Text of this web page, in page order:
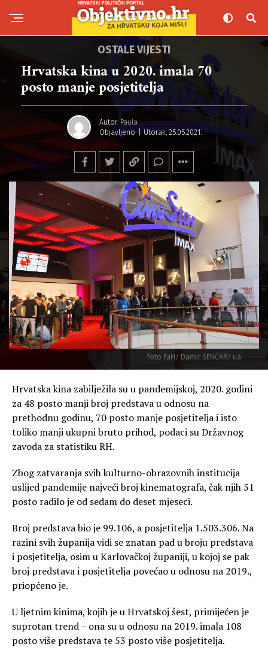
foto FaH/ Damir SENČAR/ ua
OSTALE VIJESTI
Hrvatska kina u 2020. imala 70
posto manje posjetitelja
Autor Paula
Objavljeno
Utorak, 25.05.2021.
Hrvatska kina zabilježila su u pandemijskoj, 2020. godini
za 48 posto manji broj predstava u odnosu na
prethodnu godinu, 70 posto manje posjetitelja i isto
toliko manji ukupni bruto prihod, podaci su Državnog
zavoda za statistiku RH.
Zbog zatvaranja svih kulturno-obrazovnih institucija
uslijed pandemije najveći broj kinematografa, čak njih 51
posto radilo je od sedam do deset mjeseci.
Broj predstava bio je 99.106, a posjetitelja 1.503.306. Na
razini svih županija vidi se znatan pad u broju predstava
i posjetitelja, osim u Karlovačkoj županiji, u kojoj se pak
broj predstava i posjetitelja povećao u odnosu na 2019.,
priopćeno je.
U ljetnim kinima, kojih je u Hrvatskoj šest, primijećen je
suprotan trend – ona su u odnosu na 2019. imala 108
posto više predstava te 53 posto više posjetitelja.